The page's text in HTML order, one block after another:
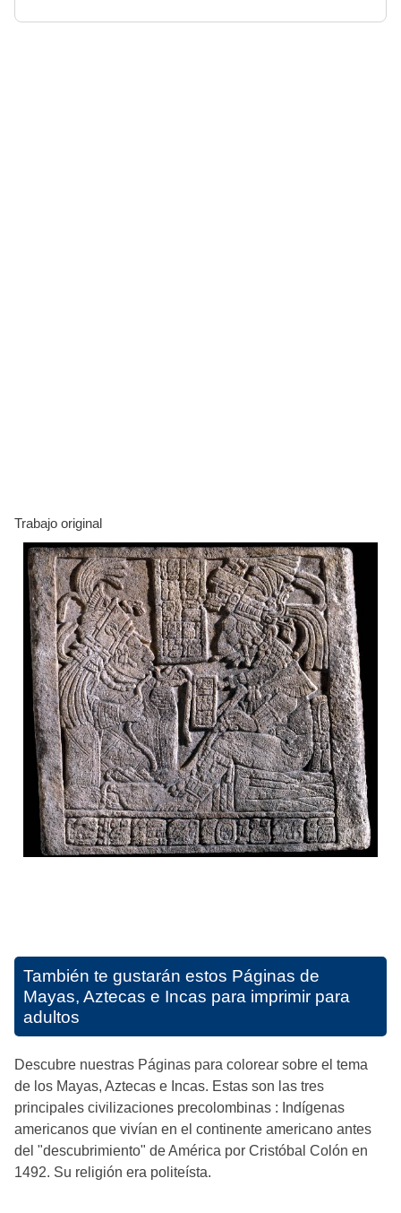
Trabajo original
También te gustarán estos Páginas de
Mayas, Aztecas e Incas para imprimir para
adultos
Descubre nuestras Páginas para colorear sobre el tema
de los Mayas, Aztecas e Incas. Estas son las tres
principales civilizaciones precolombinas : Indígenas
americanos que vivían en el continente americano antes
del "descubrimiento" de América por Cristóbal Colón en
1492. Su religión era politeísta.